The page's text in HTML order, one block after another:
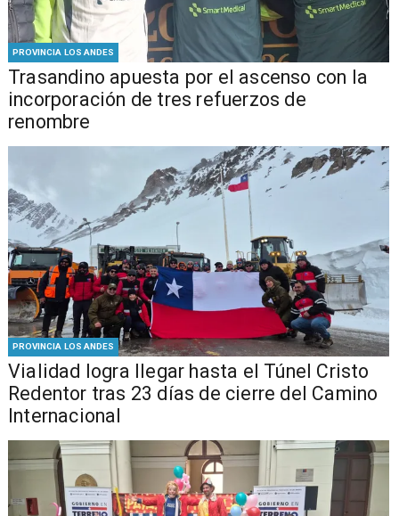
PROVINCIA LOS ANDES
Trasandino apuesta por el ascenso con la
incorporación de tres refuerzos de
renombre
PROVINCIA LOS ANDES
Vialidad logra llegar hasta el Túnel Cristo
Redentor tras 23 días de cierre del Camino
Internacional